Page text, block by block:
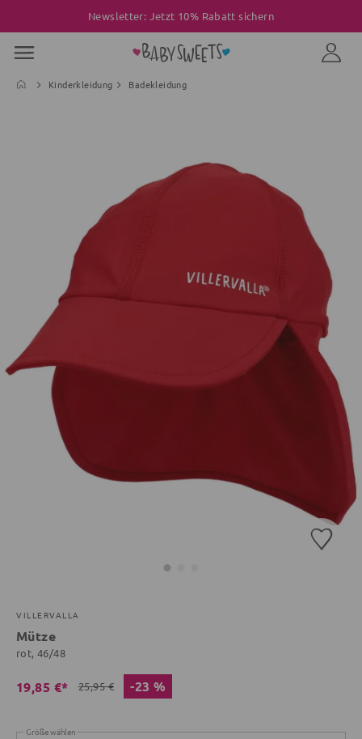
Newsletter: Jetzt 10% Rabatt sichern
Kinderkleidung Badekleidung
VILLERVALLA
Mütze
rot, 46/48
19,85 €* 25,95 € -23 %
Größe wählen